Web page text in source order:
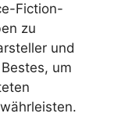
Fiction-
zu
und
um